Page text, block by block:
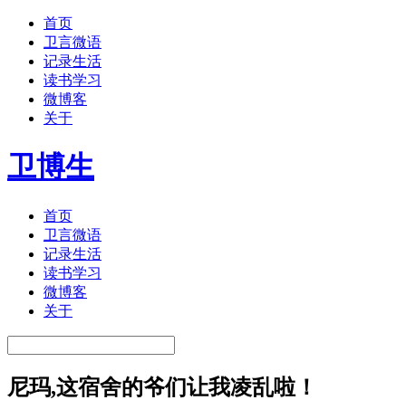
首页
卫言微语
记录生活
读书学习
微博客
关于
卫博生
首页
卫言微语
记录生活
读书学习
微博客
关于
尼玛,这宿舍的爷们让我凌乱啦！